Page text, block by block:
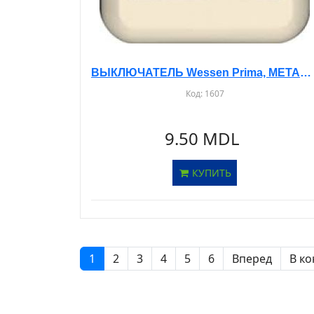
ВЫКЛЮЧАТЕЛЬ Wessen Prima, МЕТАЛЛИЧЕСКАЯ ОПОРА, О/У, 2-КЛ. БЕЖЕВЫЙ, A56-029M
Код: 1607
9.50 MDL
КУПИТЬ
1 2 3 4 5 6 Вперед В